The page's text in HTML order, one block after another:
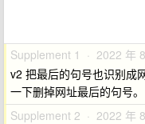
Supplement 1 · 2022 年
v2 把最后的句号也识别成
一下删掉网址最后的句号。
Supplement 2 · 2022 年